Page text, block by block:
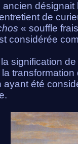
ancien désignait
de
« souffle
considérée
signification
ayant été